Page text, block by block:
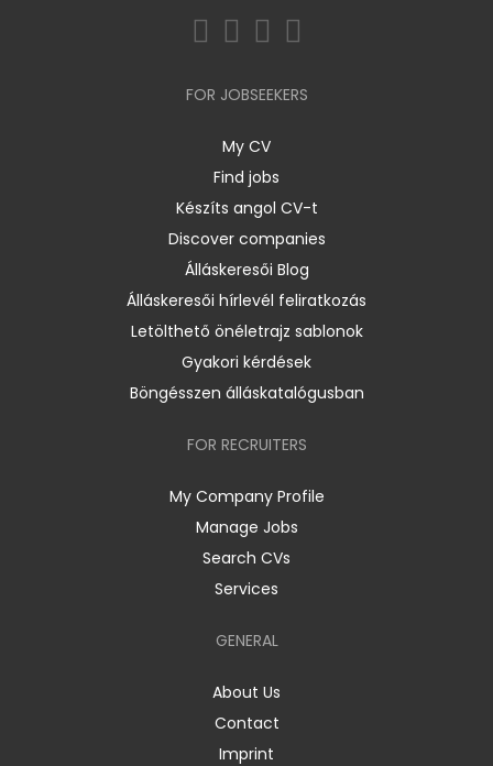
FOR JOBSEEKERS
My CV
Find jobs
Készíts angol CV-t
Discover companies
Álláskeresői Blog
Álláskeresői hírlevél feliratkozás
Letölthető önéletrajz sablonok
Gyakori kérdések
Böngésszen álláskatalógusban
FOR RECRUITERS
My Company Profile
Manage Jobs
Search CVs
Services
GENERAL
About Us
Contact
Imprint